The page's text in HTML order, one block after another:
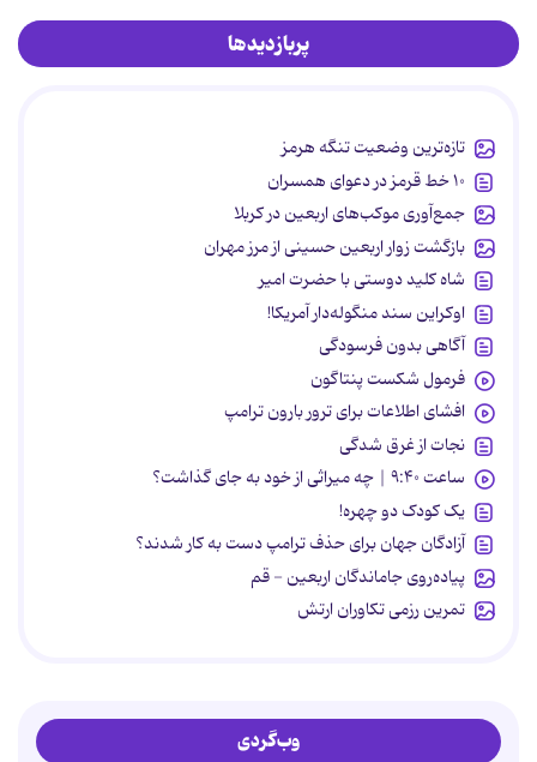
پربازدیدها
تازه‌ترین وضعیت تنگه هرمز
۱۰ خط قرمز در دعوای همسران
جمع‌آوری موکب‌های اربعین در کربلا
بازگشت زوار اربعین حسینی از مرز مهران
شاه کلید دوستی با حضرت امیر
اوکراین سند منگوله‌دار آمریکا!
آگاهی بدون فرسودگی
فرمول شکست پنتاگون
افشای اطلاعات برای ترور بارون ترامپ
نجات از غرق شدگی
ساعت ۹:۴۰ | چه میراثی از خود به جای گذاشت؟
یک کودک دو چهره!
آزادگان جهان برای حذف ترامپ دست به کار شدند؟
پیاده‌روی جاماندگان اربعین - قم
تمرین رزمی تکاوران ارتش
وب‌گردی